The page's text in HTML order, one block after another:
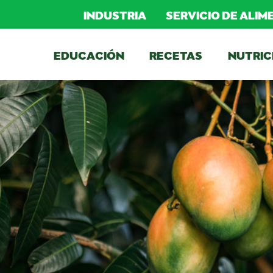
INDUSTRIA SERVICIO DE
EDUCACIÓN RECETAS